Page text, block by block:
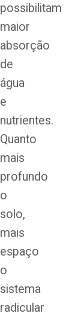
possibilitam
maior
absorção
de
água
e
nutrientes.
Quanto
mais
profundo
o
solo,
mais
espaço
o
sistema
radicular